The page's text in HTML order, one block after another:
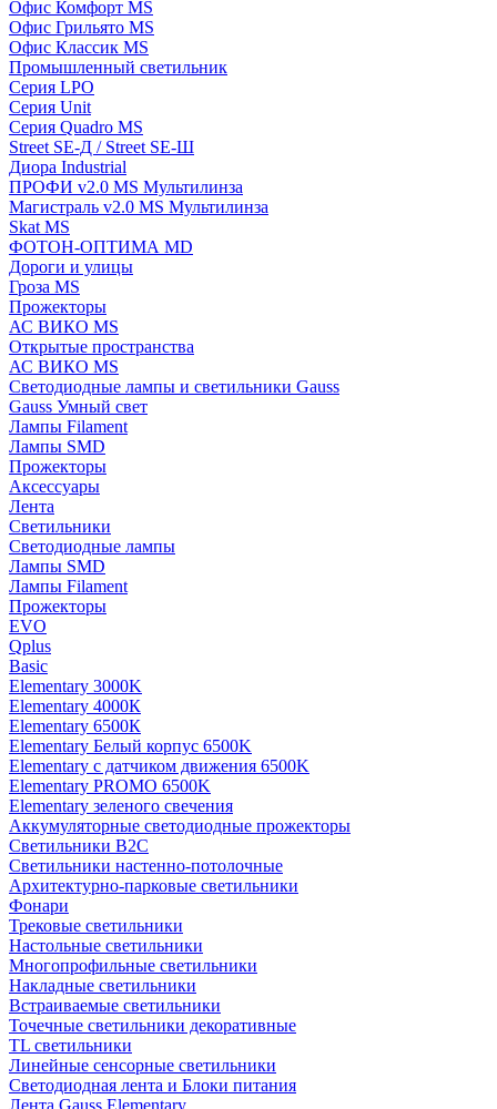
Офис Комфорт MS
Офис Грильято MS
Офис Классик MS
Промышленный светильник
Серия LPO
Серия Unit
Серия Quadro MS
Street SE-Д / Street SE-Ш
Диора Industrial
ПРОФИ v2.0 MS Мультилинза
Магистраль v2.0 MS Мультилинза
Skat MS
ФОТОН-ОПТИМА MD
Дороги и улицы
Гроза MS
Прожекторы
АС ВИКО MS
Открытые пространства
АС ВИКО MS
Светодиодные лампы и светильники Gauss
Gauss Умный свет
Лампы Filament
Лампы SMD
Прожекторы
Аксессуары
Лента
Светильники
Светодиодные лампы
Лампы SMD
Лампы Filament
Прожекторы
EVO
Qplus
Basic
Elementary 3000K
Elementary 4000К
Elementary 6500К
Elementary Белый корпус 6500K
Elementary с датчиком движения 6500K
Elementary PROMO 6500K
Elementary зеленого свечения
Аккумуляторные светодиодные прожекторы
Светильники B2C
Светильники настенно-потолочные
Архитектурно-парковые светильники
Фонари
Трековые светильники
Настольные светильники
Многопрофильные светильники
Накладные светильники
Встраиваемые светильники
Точечные светильники декоративные
TL светильники
Линейные сенсорные светильники
Светодиодная лента и Блоки питания
Лента Gauss Elementary